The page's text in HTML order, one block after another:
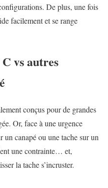
De plus, une fois
facilement et se range
vs autres
conçus pour de grandes
Or, face à une urgence
canapé ou une tache sur un
une contrainte… et,
la tache s’incruster.